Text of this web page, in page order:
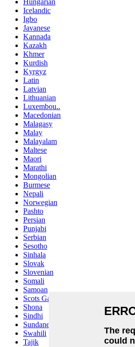
Hungarian
Icelandic
Igbo
Javanese
Kannada
Kazakh
Khmer
Kurdish
Kyrgyz
Latin
Latvian
Lithuanian
Luxembou..
Macedonian
Malagasy
Malay
Malayalam
Maltese
Maori
Marathi
Mongolian
Burmese
Nepali
Norwegian
Pashto
Persian
Punjabi
Serbian
Sesotho
Sinhala
Slovak
Slovenian
Somali
Samoan
Scots Gaelic
Shona
Sindhi
Sundanese
Swahili
Tajik